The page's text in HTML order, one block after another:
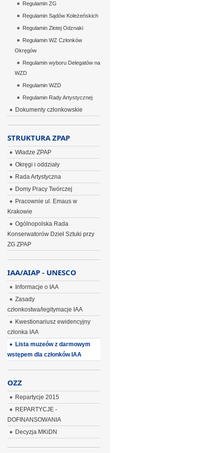
Regulamin ZG
Regulamin Sądów Koleżeńskich
Regulamin Złotej Odznaki
Regulamin WZ Członków
Okręgów
Regulamin wyboru Delegatów na
WZD
Regulamin WZD
Regulamin Rady Artystycznej
Dokumenty członkowskie
STRUKTURA ZPAP
Władze ZPAP
Okręgi i oddziały
Rada Artystyczna
Domy Pracy Twórczej
Pracownie ul. Emaus w
Krakowie
Ogólnopolska Rada
Konserwatorów Dzieł Sztuki przy
ZG ZPAP
IAA/AIAP - UNESCO
Informacje o IAA
Zasady
członkostwa/legitymacje IAA
Kwestionariusz ewidencyjny
członka IAA
Lista muzeów z darmowym
wstępem dla członków IAA
OZZ
Repartycje 2015
REPARTYCJE -
DOFINANSOWANIA
Decyzja MKiDN